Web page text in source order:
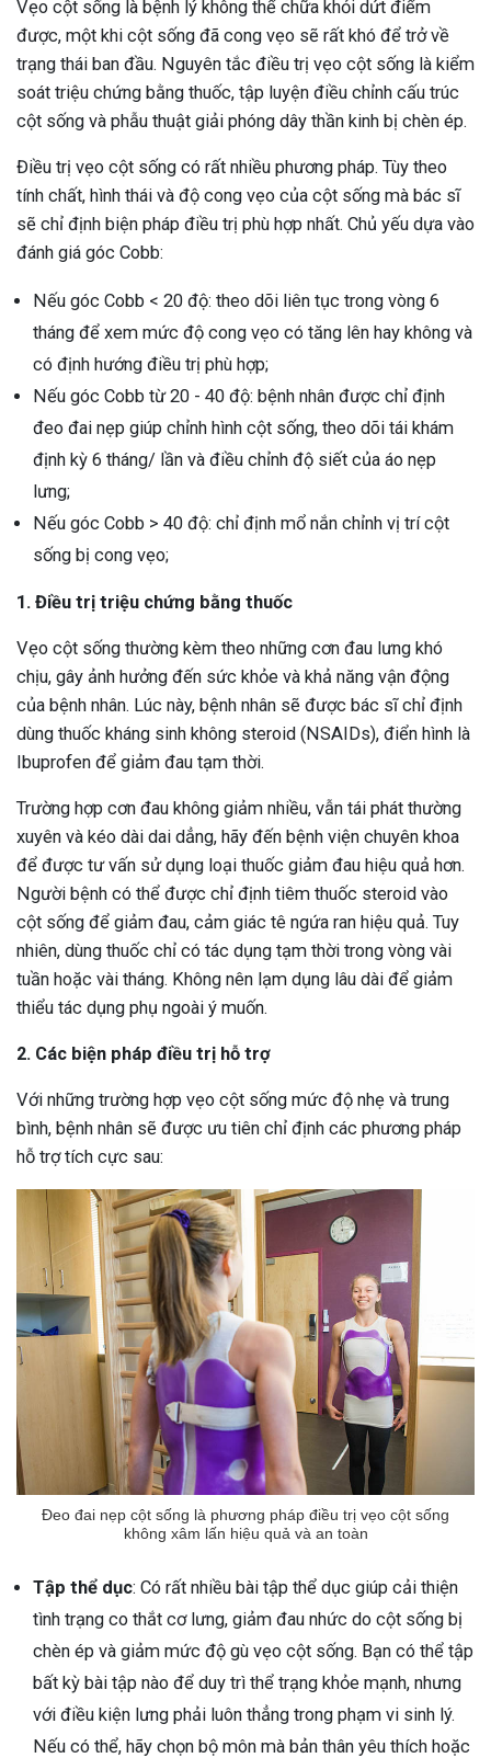
Vẹo cột sống là bệnh lý không thể chữa khỏi dứt điểm
được, một khi cột sống đã cong vẹo sẽ rất khó để trở về
trạng thái ban đầu. Nguyên tắc điều trị vẹo cột sống là kiểm
soát triệu chứng bằng thuốc, tập luyện điều chỉnh cấu trúc
cột sống và phẫu thuật giải phóng dây thần kinh bị chèn ép.
Điều trị vẹo cột sống có rất nhiều phương pháp. Tùy theo
tính chất, hình thái và độ cong vẹo của cột sống mà bác sĩ
sẽ chỉ định biện pháp điều trị phù hợp nhất. Chủ yếu dựa vào
đánh giá góc Cobb:
Nếu góc Cobb < 20 độ: theo dõi liên tục trong vòng 6
tháng để xem mức độ cong vẹo có tăng lên hay không và
có định hướng điều trị phù hợp;
Nếu góc Cobb từ 20 - 40 độ: bệnh nhân được chỉ định
đeo đai nẹp giúp chỉnh hình cột sống, theo dõi tái khám
định kỳ 6 tháng/ lần và điều chỉnh độ siết của áo nẹp
lưng;
Nếu góc Cobb > 40 độ: chỉ định mổ nắn chỉnh vị trí cột
sống bị cong vẹo;
1. Điều trị triệu chứng bằng thuốc
Vẹo cột sống thường kèm theo những cơn đau lưng khó
chịu, gây ảnh hưởng đến sức khỏe và khả năng vận động
của bệnh nhân. Lúc này, bệnh nhân sẽ được bác sĩ chỉ định
dùng thuốc kháng sinh không steroid (NSAIDs), điển hình là
Ibuprofen để giảm đau tạm thời.
Trường hợp cơn đau không giảm nhiều, vẫn tái phát thường
xuyên và kéo dài dai dẳng, hãy đến bệnh viện chuyên khoa
để được tư vấn sử dụng loại thuốc giảm đau hiệu quả hơn.
Người bệnh có thể được chỉ định tiêm thuốc steroid vào
cột sống để giảm đau, cảm giác tê ngứa ran hiệu quả. Tuy
nhiên, dùng thuốc chỉ có tác dụng tạm thời trong vòng vài
tuần hoặc vài tháng. Không nên lạm dụng lâu dài để giảm
thiểu tác dụng phụ ngoài ý muốn.
2. Các biện pháp điều trị hỗ trợ
Với những trường hợp vẹo cột sống mức độ nhẹ và trung
bình, bệnh nhân sẽ được ưu tiên chỉ định các phương pháp
hỗ trợ tích cực sau:
Đeo đai nẹp cột sống là phương pháp điều trị vẹo cột sống
không xâm lấn hiệu quả và an toàn
Tập thể dục: Có rất nhiều bài tập thể dục giúp cải thiện
tình trạng co thắt cơ lưng, giảm đau nhức do cột sống bị
chèn ép và giảm mức độ gù vẹo cột sống. Bạn có thể tập
bất kỳ bài tập nào để duy trì thể trạng khỏe mạnh, nhưng
với điều kiện lưng phải luôn thẳng trong phạm vi sinh lý.
Nếu có thể, hãy chọn bộ môn mà bản thân yêu thích hoặc